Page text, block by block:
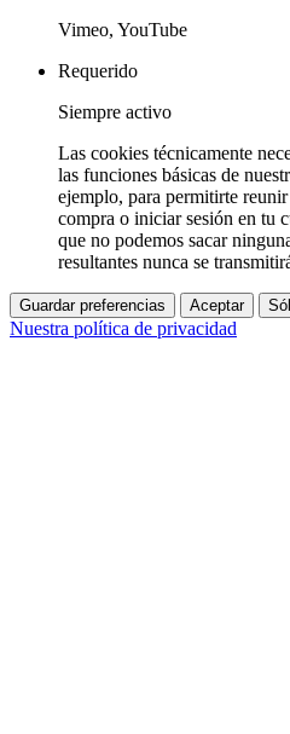
Vimeo, YouTube
Requerido
Siempre activo
Las cookies técnicamente
las funciones básicas de
ejemplo, para permitirte
compra o iniciar sesión en tu
que no podemos sacar
resultantes nunca se
Guardar preferencias Aceptar
Nuestra política de privacidad